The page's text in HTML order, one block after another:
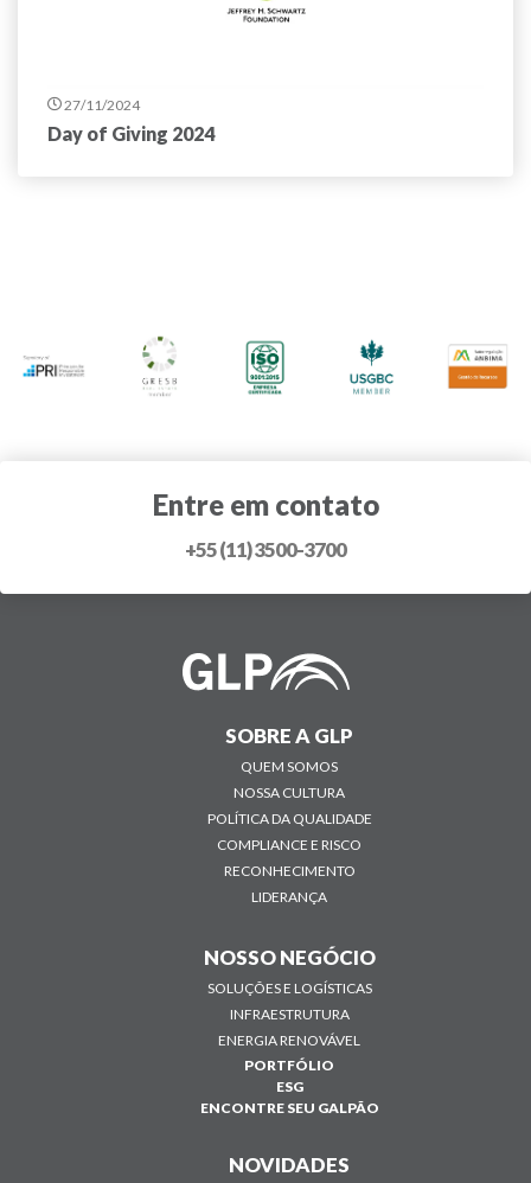
27/11/2024
Day of Giving 2024
Entre em contato
+55 (11) 3500-3700
SOBRE A GLP
QUEM SOMOS
NOSSA CULTURA
POLÍTICA DA QUALIDADE
COMPLIANCE E RISCO
RECONHECIMENTO
LIDERANÇA
NOSSO NEGÓCIO
SOLUÇÕES E LOGÍSTICAS
INFRAESTRUTURA
ENERGIA RENOVÁVEL
PORTFÓLIO
ESG
ENCONTRE SEU GALPÃO
NOVIDADES